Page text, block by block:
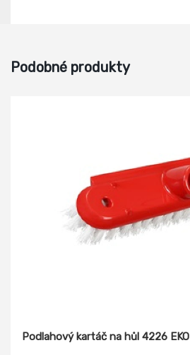
Podobné produkty
Podlahový kartáč na hůl 4226 EKO